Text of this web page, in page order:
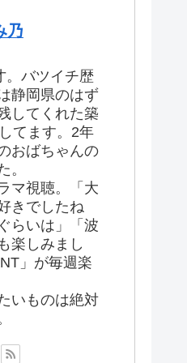
乃
。バツイチ歴
静岡県のはず
してくれた築
てます。2年
おばちゃんの
。
マ視聴。「大
きでしたね
らいは」「波
楽しみまし
」が毎週楽
いものは絶対